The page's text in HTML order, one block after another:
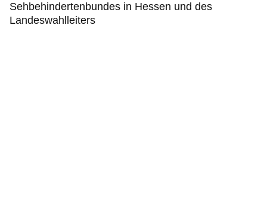
Sehbehindertenbundes in Hessen und des
Landeswahlleiters